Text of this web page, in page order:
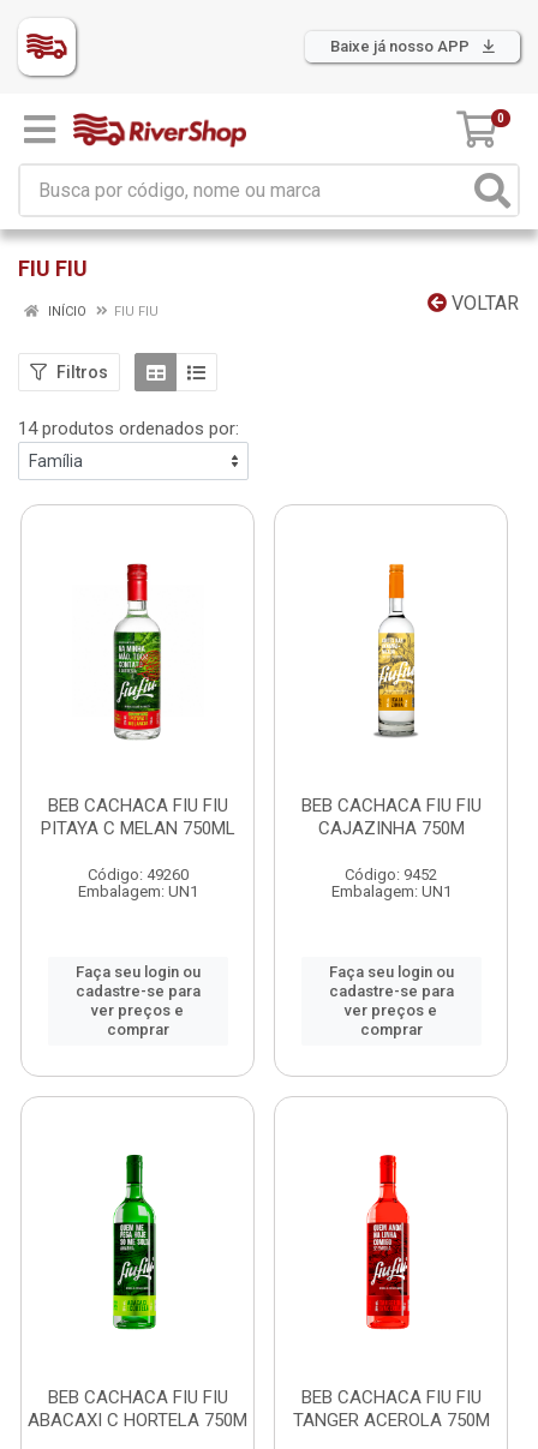
Baixe já nosso APP
0
FIU FIU
VOLTAR
INÍCIO FIU FIU
Filtros
14 produtos ordenados por:
BEB CACHACA FIU FIU
PITAYA C MELAN 750ML
Código: 49260
Embalagem: UN1
Faça seu login ou
cadastre-se para
ver preços e
comprar
BEB CACHACA FIU FIU
CAJAZINHA 750M
Código: 9452
Embalagem: UN1
Faça seu login ou
cadastre-se para
ver preços e
comprar
BEB CACHACA FIU FIU
ABACAXI C HORTELA 750M
BEB CACHACA FIU FIU
TANGER ACEROLA 750M